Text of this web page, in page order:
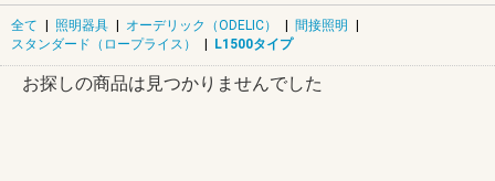
全て | 照明器具 | オーデリック（ODELIC） | 間接照明 |
スタンダード（ロープライス）
| L1500タイプ
お探しの商品は見つかりませんでした